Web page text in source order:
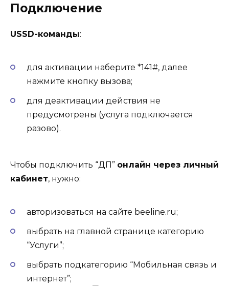
Подключение
USSD-команды:
для активации наберите *141#, далее
нажмите кнопку вызова;
для деактивации действия не
предусмотрены (услуга подключается
разово).
Чтобы подключить “ДП” онлайн через личный
кабинет, нужно:
авторизоваться на сайте beeline.ru;
выбрать на главной странице категорию
“Услуги”;
выбрать подкатегорию “Мобильная связь и
интернет”;